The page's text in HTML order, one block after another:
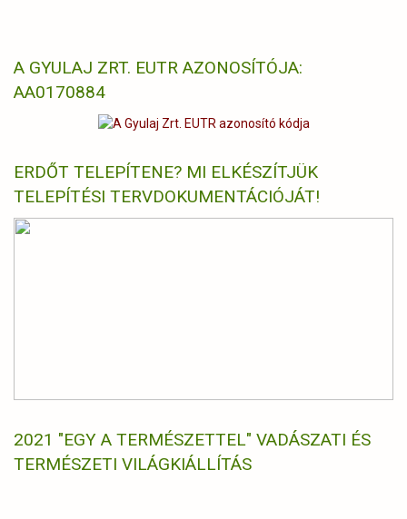
A GYULAJ ZRT. EUTR AZONOSÍTÓJA:
AA0170884
ERDŐT TELEPÍTENE? MI ELKÉSZÍTJÜK
TELEPÍTÉSI TERVDOKUMENTÁCIÓJÁT!
2021 "EGY A TERMÉSZETTEL" VADÁSZATI ÉS
TERMÉSZETI VILÁGKIÁLLÍTÁS